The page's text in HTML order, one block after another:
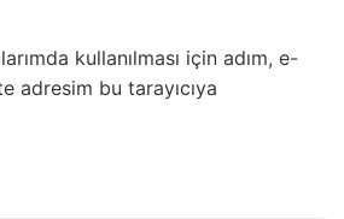
kullanılması için adım, e-
adresim bu tarayıcıya